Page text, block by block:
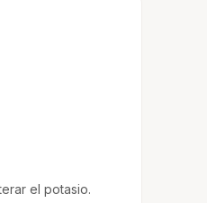
el potasio.